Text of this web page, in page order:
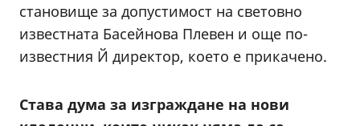
становище за допустимост на световно
известната Басейнова Плевен и още по-
известния Й директор, което е прикачено.
Става дума за изграждане на нови